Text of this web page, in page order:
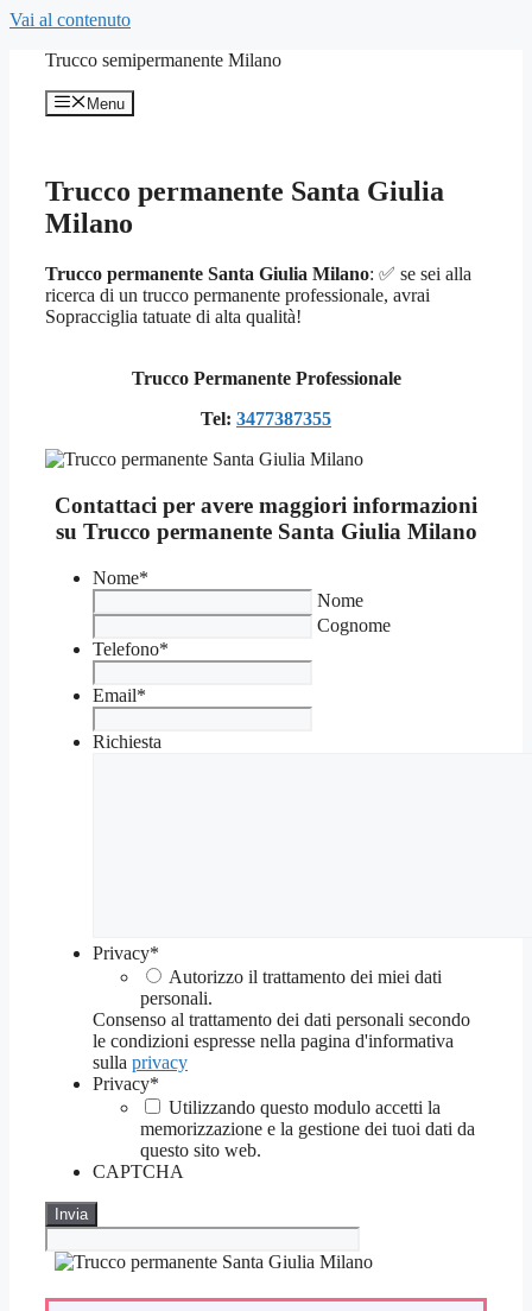
Vai al contenuto
Trucco semipermanente Milano
Menu
Trucco permanente Santa Giulia
Milano
Trucco permanente Santa Giulia Milano: ✅ se sei alla
ricerca di un trucco permanente professionale, avrai
Sopracciglia tatuate di alta qualità!
Trucco Permanente Professionale
Tel: 3477387355
Contattaci per avere maggiori informazioni
su Trucco permanente Santa Giulia Milano
Nome*
Nome
Cognome
Telefono*
Email*
Richiesta
Privacy*
Autorizzo il trattamento dei miei dati
personali.
Consenso al trattamento dei dati personali secondo
le condizioni espresse nella pagina d'informativa
sulla privacy
Privacy*
Utilizzando questo modulo accetti la
memorizzazione e la gestione dei tuoi dati da
questo sito web.
CAPTCHA